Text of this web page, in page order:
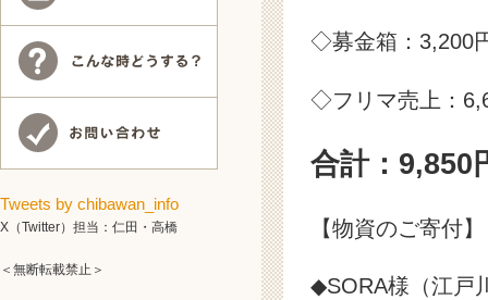
◇募金箱：3,200
◇フリマ売上：
合計：9,850
【物資のご寄付】
◆SORA様（江戸
Tweets by chibawan_info
X（Twitter）担当：仁田・高橋
＜無断転載禁止＞